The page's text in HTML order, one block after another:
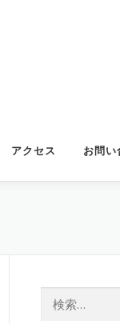
アクセス お問い